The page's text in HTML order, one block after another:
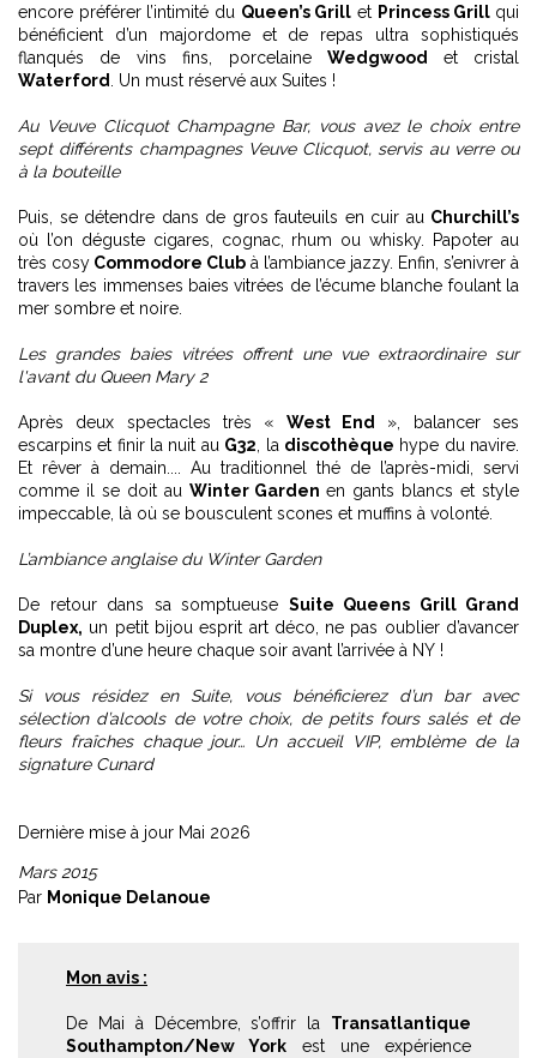
encore préférer l’intimité du Queen’s Grill et Princess Grill qui
bénéficient d’un majordome et de repas ultra sophistiqués
flanqués de vins fins, porcelaineWedgwood et cristal
Waterford
. Un must réservé aux Suites !
Au Veuve Clicquot Champagne Bar, vous avez le choix entre
sept différents champagnes Veuve Clicquot, servis au verre ou
à la bouteille
Puis, se détendre dans de gros fauteuils en cuir au Churchill’s
où l’on déguste cigares, cognac, rhum ou whisky. Papoter au
très cosy Commodore Club à l’ambiance jazzy. Enfin, s’enivrer à
travers les immenses baies vitrées de l’écume blanche foulant la
mer sombre et noire.
Les grandes baies vitrées offrent une vue extraordinaire sur
l'avant du Queen Mary 2
Après deux spectacles très « West End
», balancer ses
escarpins et finir la nuit au G32 , la discothèque hype du navire.
Et rêver à demain.... Au traditionnel thé de l’après-midi, servi
comme il se doit au Winter Gardenen gants blancs et style
impeccable, là où se bousculent scones et muffins à volonté.
L’ambiance anglaise du Winter Garden
De retour dans sa somptueuse Suite Queens Grill Grand
Duplex, un petit bijou esprit art déco, ne pas oublier d’avancer
sa montre d’une heure chaque soir avant l’arrivée à NY !
Si vous résidez en Suite, vous bénéficierez d’un bar avec
sélection d’alcools de votre choix, de petits fours salés et de
fleurs fraîches chaque jour… Un accueil VIP, emblème de la
signature Cunard
Dernière mise à jour Mai 2026
Mars 2015
Par Monique Delanoue
Mon avis :
De Mai à Décembre, s’offrir la Transatlantique
Southampton/New York est une expérience